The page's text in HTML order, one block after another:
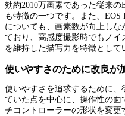
効約2010万画素であった従来の
も特徴の一つです。また、
についても、画素数が向上し
ており、高感度撮影時でもノ
を維持した描写力を特徴として
使いやすさのために改良が
使いやすさを追求するために、
ていた点を中心に、操作性の
チコントローラーの形状を変